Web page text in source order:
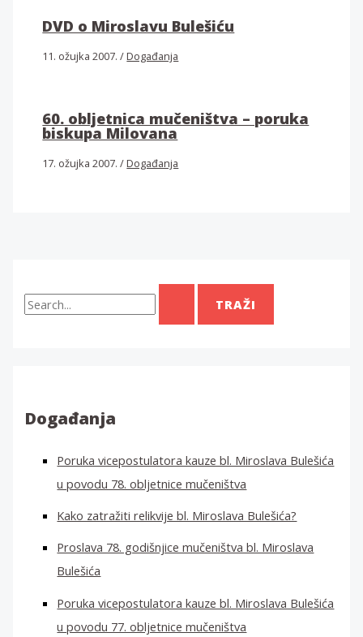
DVD o Miroslavu Bulešiću
11. ožujka 2007./Događanja
60. obljetnica mučeništva – poruka
biskupa Milovana
17. ožujka 2007./Događanja
T
r
:Događanja
Poruka vicepostulatora kauze bl. Miroslava Bulešića
u povodu 78. obljetnice mučeništva
Kako zatražiti relikvije bl. Miroslava Bulešića?
Proslava 78. godišnjice mučeništva bl. Miroslava
Bulešića
Poruka vicepostulatora kauze bl. Miroslava Bulešića
u povodu 77. obljetnice mučeništva